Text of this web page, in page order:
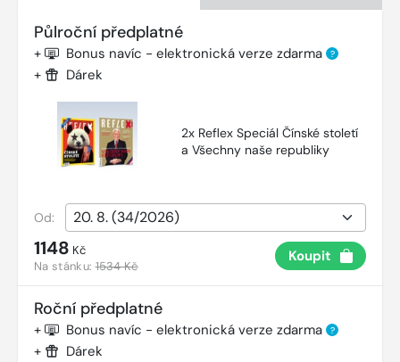
Půlroční předplatné
+ Bonus navíc - elektronická verze zdarma ?
+ Dárek
2x Reflex Speciál Čínské století
a Všechny naše republiky
Od:
1148 Kč
Na stánku:1534 Kč
Koupit
Roční předplatné
+ Bonus navíc - elektronická verze zdarma ?
+ Dárek